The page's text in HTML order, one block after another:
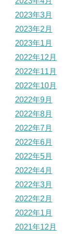
2023年3月
2023年2月
2023年1月
2022年12月
2022年11月
2022年10月
2022年9月
2022年8月
2022年7月
2022年6月
2022年5月
2022年4月
2022年3月
2022年2月
2022年1月
2021年12月